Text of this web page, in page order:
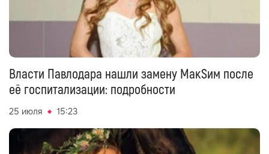
Власти Павлодара нашли замену МакSим после
её госпитализации: подробности
25 июля 15:23